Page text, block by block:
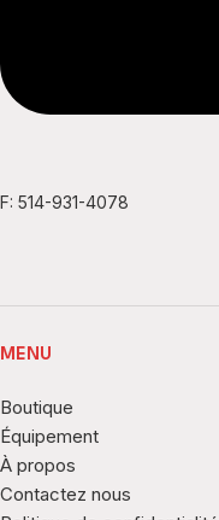
F: 514-931-4078
MENU
Boutique
Équipement
À propos
Contactez nous